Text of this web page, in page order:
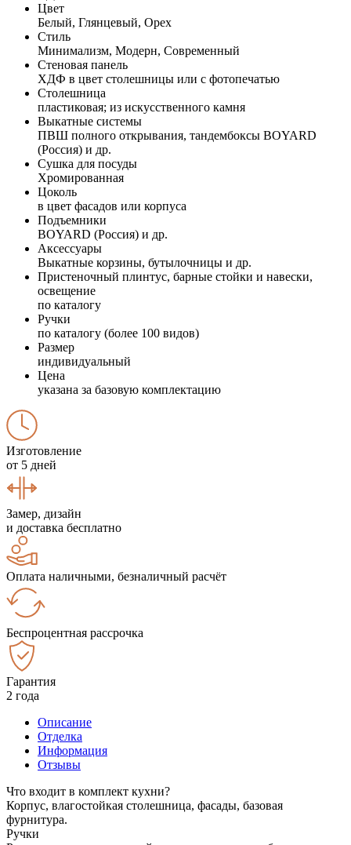
Цвет
Белый, Глянцевый, Орех
Стиль
Минимализм, Модерн, Современный
Стеновая панель
ХДФ в цвет столешницы или с фотопечатью
Столешница
пластиковая; из искусственного камня
Выкатные системы
ПВШ полного открывания, тандембоксы BOYARD
(Россия) и др.
Сушка для посуды
Хромированная
Цоколь
в цвет фасадов или корпуса
Подъемники
BOYARD (Россия) и др.
Аксессуары
Выкатные корзины, бутылочницы и др.
Пристеночный плинтус, барные стойки и навески,
освещение
по каталогу
Ручки
по каталогу (более 100 видов)
Размер
индивидуальный
Цена
указана за базовую комплектацию
Изготовление
от 5 дней
Замер, дизайн
и доставка бесплатно
Оплата наличными, безналичный расчёт
Беспроцентная рассрочка
Гарантия
2 года
Описание
Отделка
Информация
Отзывы
Что входит в комплект кухни?
Корпус, влагостойкая столешница, фасады, базовая
фурнитура.
Ручки